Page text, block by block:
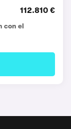
112.810 €
con el